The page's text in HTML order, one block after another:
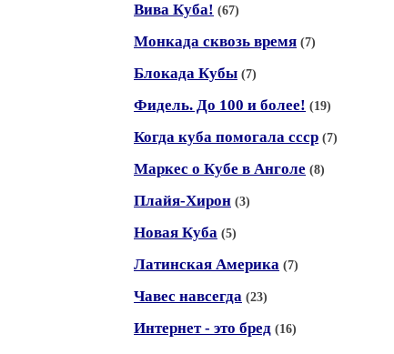
Вива Куба! (67)
Монкада сквозь время (7)
Блокада Кубы (7)
Фидель. До 100 и более! (19)
Когда куба помогала ссср (7)
Маркес о Кубе в Анголе (8)
Плайя-Хирон (3)
Новая Куба (5)
Латинская Америка (7)
Чавес навсегда (23)
Интернет - это бред (16)